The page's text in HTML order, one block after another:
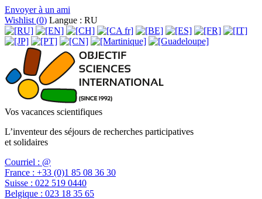
Envoyer à un ami
Wishlist (0) Langue : RU
Vos vacances scientifiques
L’inventeur des séjours de recherches participatives
et solidaires
Courriel : @
France : +33 (0)1 85 08 36 30
Suisse : 022 519 0440
Belgique : 023 18 35 65